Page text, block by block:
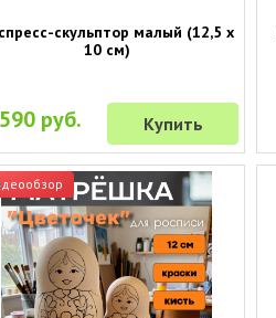
скульптор малый (12,5 х
10 см)
590 руб. Купить